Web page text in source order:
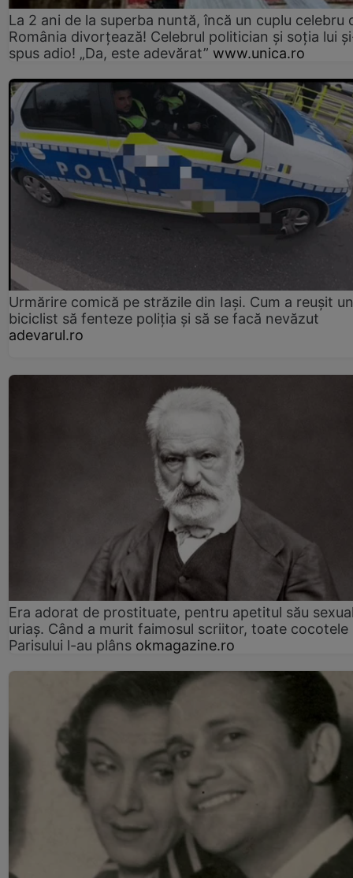
La 2 ani de la superba nuntă, încă un cuplu celebru
România divorțează! Celebrul politician și soția lui
spus adio! „Da, este adevărat” www.unica.ro
Urmărire comică pe străzile din Iași. Cum a reușit un
biciclist să fenteze poliția și să se facă nevăzut
adevarul.ro
Era adorat de prostituate, pentru apetitul său
uriaș. Când a murit faimosul scriitor, toate cocotele
Parisului l-au plâns okmagazine.ro